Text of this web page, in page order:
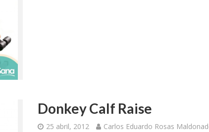
Donkey Calf Raise
25 abril, 2012 Carlos Eduardo Rosas